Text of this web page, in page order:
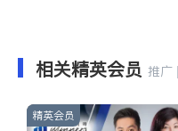
相关精英会员 推广
精英会员